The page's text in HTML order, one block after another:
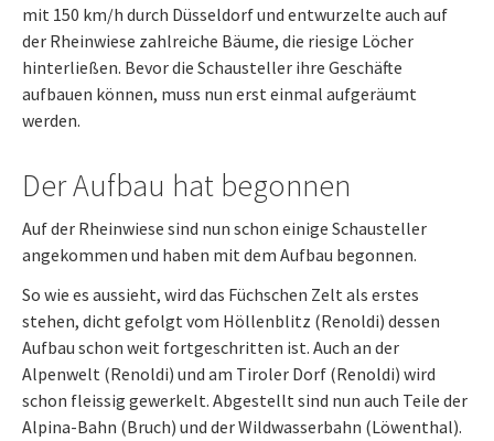
mit 150 km/h durch Düsseldorf und entwurzelte auch auf
der Rheinwiese zahlreiche Bäume, die riesige Löcher
hinterließen. Bevor die Schausteller ihre Geschäfte
aufbauen können, muss nun erst einmal aufgeräumt
werden.
Der Aufbau hat begonnen
Auf der Rheinwiese sind nun schon einige Schausteller
angekommen und haben mit dem Aufbau begonnen.
So wie es aussieht, wird das Füchschen Zelt als erstes
stehen, dicht gefolgt vom Höllenblitz (Renoldi) dessen
Aufbau schon weit fortgeschritten ist. Auch an der
Alpenwelt (Renoldi) und am Tiroler Dorf (Renoldi) wird
schon fleissig gewerkelt. Abgestellt sind nun auch Teile der
Alpina-Bahn (Bruch) und der Wildwasserbahn (Löwenthal).